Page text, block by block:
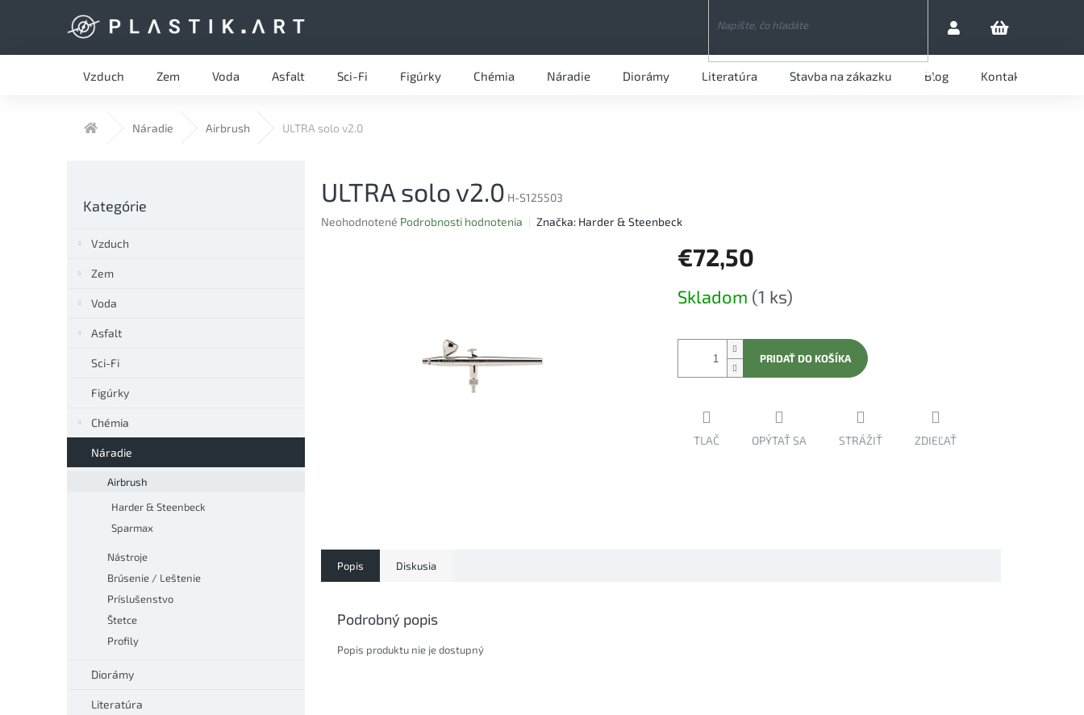
HĽADAŤ
Vzduch Zem Voda Asfalt Sci-Fi Figúrky Chémia Náradie Diorámy Literatúra Stavba na zákazku Blog Kontaktujte nás
DomovNáradie Airbrush ULTRA solo v2.0
kategórie
Kategórie
Vzduch
Zem
Voda
Asfalt
Sci-Fi
Figúrky
Chémia
Náradie
Airbrush
Harder & Steenbeck
Sparmax
Nástroje
Brúsenie / Leštenie
Príslušenstvo
Štetce
Profily
Diorámy
Literatúra
ULTRA solo v2.0 H-S125503
Priemerné
Neohodnotené Podrobnosti hodnotenia Značka: Harder & Steenbeck
€72,50
cena:
Skladom (1 ks)
PRIDAŤ DO KOŠÍKA
TLAČ OPÝTAŤ SA STRÁŽIŤ ZDIEĽAŤ
Popis Diskusia
Podrobný popis
Popis produktu nie je dostupný